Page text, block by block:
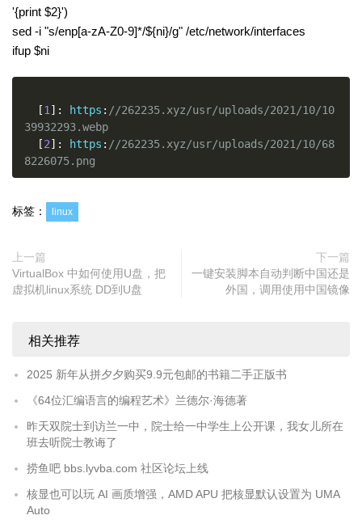
'{print $2}')
sed -i "s/enp[a-zA-Z0-9]*/${ni}/g" /etc/network/interfaces
ifup $ni
[1 ]: https : //262235.xyz/usr/uploads/2021/10/10
39932293.webp
[2]: https : //262235.xyz/usr/uploads/2021/10/68
8226075.png
标签： linux
上一篇
VirtualBox 中如何使用U盘，把
虚拟机linux系统 DD到U盘
下一篇
一键安装脚本自动判断中国还是
外国，调用使用中国镜像
相关推荐
2025 新年从拼夕夕购买9.9元包邮的书籍二手正版书
《64位汇编语言的编程艺术》兰德尔·海德著
昨天双院士到访兰一中，院士给一中学生上公开课，我女儿所在
班去听院士教诲了
捞鱼吧 bbs.lyvba.com 社区论坛上线
核显也可以玩 AI 画质增强，AMD APU 把核显默认设置为 UMA
Auto